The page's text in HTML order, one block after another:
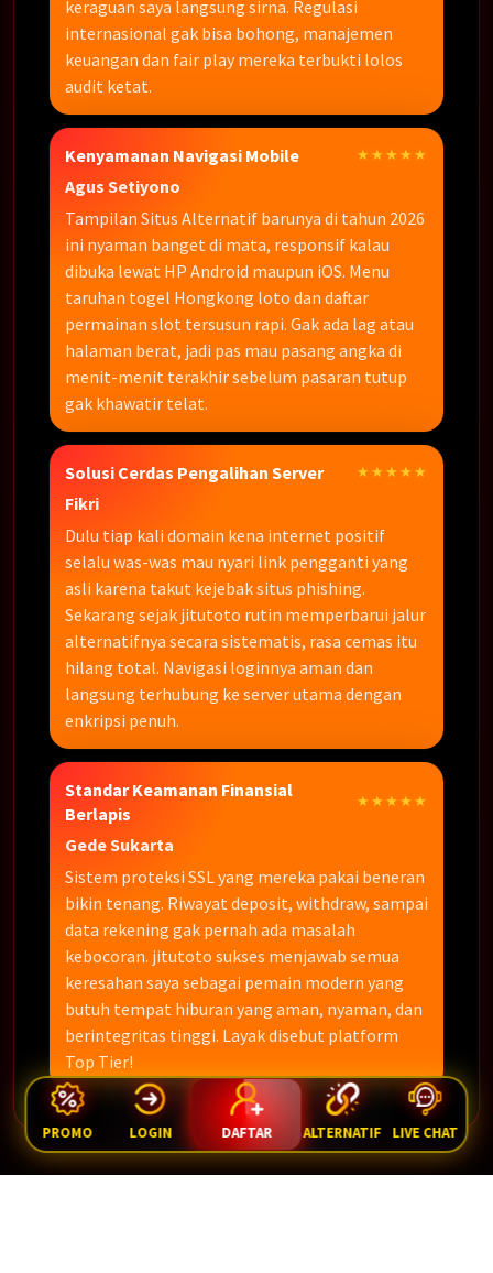
keraguan saya langsung sirna. Regulasi
internasional gak bisa bohong, manajemen
keuangan dan fair play mereka terbukti lolos
audit ketat.
Kenyamanan Navigasi Mobile ★★★★★
Agus Setiyono
Tampilan Situs Alternatif barunya di tahun 2026
ini nyaman banget di mata, responsif kalau
dibuka lewat HP Android maupun iOS. Menu
taruhan togel Hongkong loto dan daftar
permainan slot tersusun rapi. Gak ada lag atau
halaman berat, jadi pas mau pasang angka di
menit-menit terakhir sebelum pasaran tutup
gak khawatir telat.
Solusi Cerdas Pengalihan Server ★★★★★
Fikri
Dulu tiap kali domain kena internet positif
selalu was-was mau nyari link pengganti yang
asli karena takut kejebak situs phishing.
Sekarang sejak jitutoto rutin memperbarui jalur
alternatifnya secara sistematis, rasa cemas itu
hilang total. Navigasi loginnya aman dan
langsung terhubung ke server utama dengan
enkripsi penuh.
Standar Keamanan Finansial
Berlapis
★★★★★
Gede Sukarta
Sistem proteksi SSL yang mereka pakai beneran
bikin tenang. Riwayat deposit, withdraw, sampai
data rekening gak pernah ada masalah
kebocoran. jitutoto sukses menjawab semua
keresahan saya sebagai pemain modern yang
butuh tempat hiburan yang aman, nyaman, dan
berintegritas tinggi. Layak disebut platform
Top Tier!
PROMO LOGIN DAFTAR ALTERNATIF LIVE CHAT